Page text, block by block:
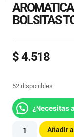
BOLSITAS
$4.518
52 disponibles
¿Necesitas
Añadir